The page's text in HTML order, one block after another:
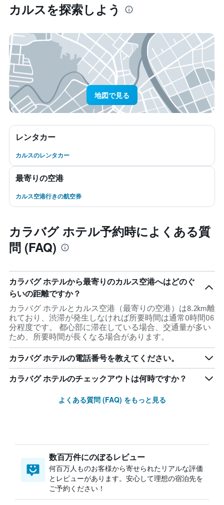
カルス​を探索しよう
地図で見る
レンタカー
カルスのレンタカー
最寄りの空港
カルス空港行きの航空券
カラバグ ホテル予約時によくある質
問 (FAQ)
カラバグ ホテルから最寄りのカルス空港へはどのぐ
らいの距離ですか？
カラバグ ホテルとカルス空港（最寄りの空港）は8.2km離
れており、渋滞が発生しなければ所要時間は通常0時間06
分程度です。 都心部に滞在している場合、交通量が多い
ため、所要時間が長くなる場合があります。
カラバグ ホテルの電話番号を教えてください。
カラバグ ホテルのチェックアウトは何時ですか？
よくある質問 (FAQ) をもっと見る
数百万件にのぼるレビュー
何百万人ものお客様から寄せられたリアルな評価
とレビューがあります。安心して理想の宿泊先を
ご予約ください！